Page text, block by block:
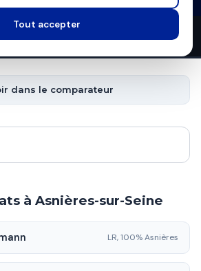
thèmes couverts5candidats en lice
dans le comparateur
à Asnières-sur-Seine
LR, 100% Asnières
Tout accepter